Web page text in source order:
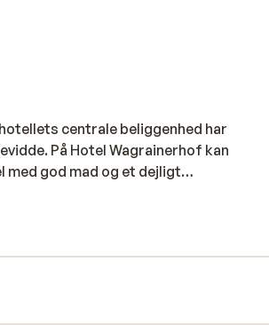
centrale beliggenhed har
På Hotel Wagrainerhof kan
god mad og et dejligt
du har adgang til hjertet af